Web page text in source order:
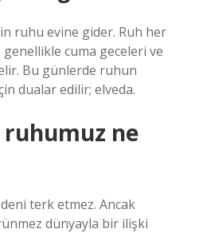
ruhu evine gider. Ruh her
cuma geceleri ve
Bu günlerde ruhun
dualar edilir; elveda.
ne
terk etmez. Ancak
dünyayla bir ilişki